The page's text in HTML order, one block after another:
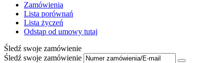
Zamówienia
Lista porównań
Lista życzeń
Odstąp od umowy tutaj
Śledź swoje zamówienie
Śledź swoje zamówienie